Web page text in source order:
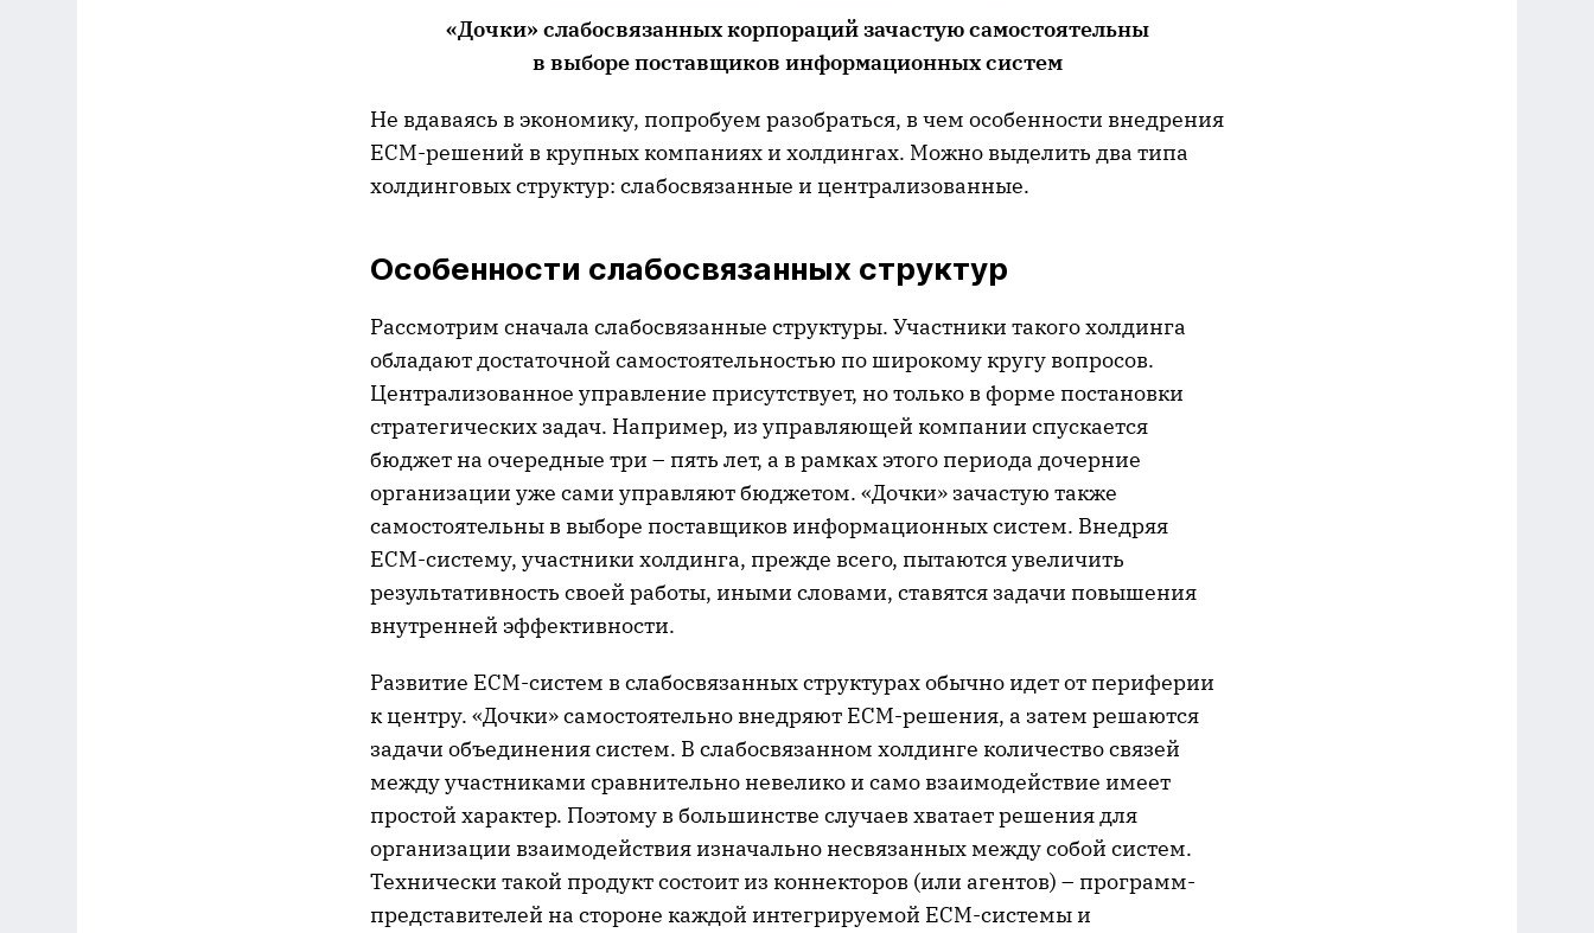
«Дочки» слабосвязанных корпораций зачастую самостоятельны
в выборе поставщиков информационных систем
Не вдаваясь в экономику, попробуем разобраться, в чем особенности внедрения
ECM-решений в крупных компаниях и холдингах. Можно выделить два типа
холдинговых структур: слабосвязанные и централизованные.
Особенности слабосвязанных структур
Рассмотрим сначала слабосвязанные структуры. Участники такого холдинга
обладают достаточной самостоятельностью по широкому кругу вопросов.
Централизованное управление присутствует, но только в форме постановки
стратегических задач. Например, из управляющей компании спускается
бюджет на очередные три – пять лет, а в рамках этого периода дочерние
организации уже сами управляют бюджетом. «Дочки» зачастую также
самостоятельны в выборе поставщиков информационных систем. Внедряя
ECM-систему, участники холдинга, прежде всего, пытаются увеличить
результативность своей работы, иными словами, ставятся задачи повышения
внутренней эффективности.
Развитие ECM-систем в слабосвязанных структурах обычно идет от периферии
к центру. «Дочки» самостоятельно внедряют ECM-решения, а затем решаются
задачи объединения систем. В слабосвязанном холдинге количество связей
между участниками сравнительно невелико и само взаимодействие имеет
простой характер. Поэтому в большинстве случаев хватает решения для
организации взаимодействия изначально несвязанных между собой систем.
Технически такой продукт состоит из коннекторов (или агентов) – программ-
представителей на стороне каждой интегрируемой ECM-системы и